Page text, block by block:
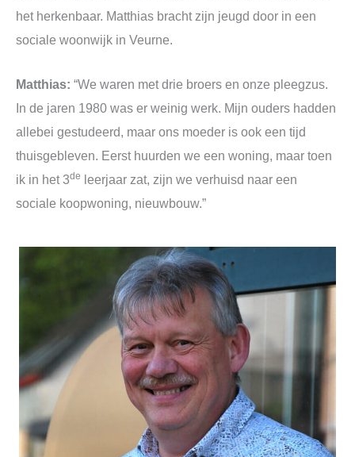
het herkenbaar. Matthias bracht zijn jeugd door in een
sociale woonwijk in Veurne.
Matthias: “We waren met drie broers en onze pleegzus.
In de jaren 1980 was er weinig werk. Mijn ouders hadden
allebei gestudeerd, maar ons moeder is ook een tijd
thuisgebleven. Eerst huurden we een woning, maar toen
ik in het 3de leerjaar zat, zijn we verhuisd naar een
sociale koopwoning, nieuwbouw.”